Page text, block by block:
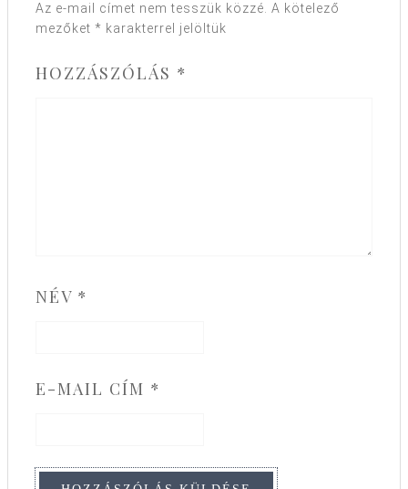
Az e-mail címet nem tesszük közzé. A kötelező
mezőket * karakterrel jelöltük
HOZZÁSZÓLÁS *
NÉV *
E-MAIL CÍM *